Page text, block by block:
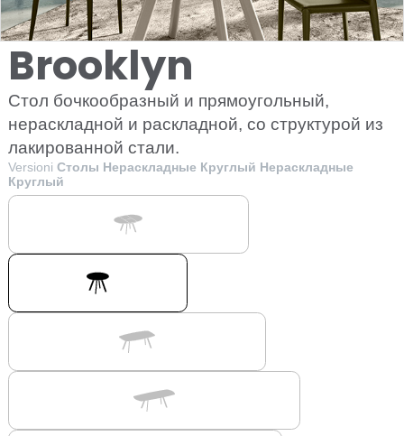
Brooklyn
Стол бочкообразный и прямоугольный,
нераскладной и раскладной, со структурой из
лакированной стали.
Versioni Столы Нераскладные Круглый Нераскладные
Круглый